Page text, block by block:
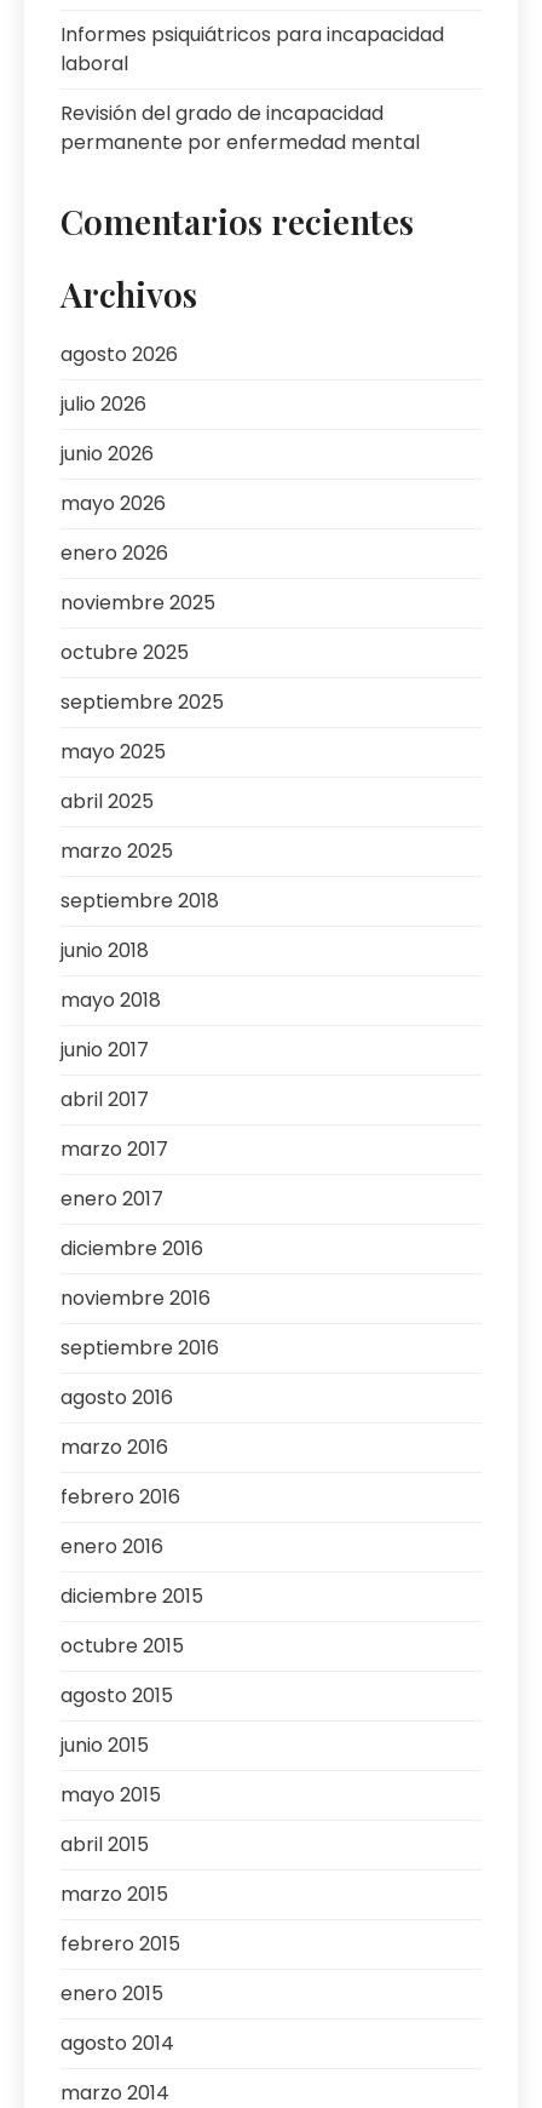
Informes psiquiátricos para incapacidad
laboral
Revisión del grado de incapacidad
permanente por enfermedad mental
Comentarios recientes
Archivos
agosto 2026
julio 2026
junio 2026
mayo 2026
enero 2026
noviembre 2025
octubre 2025
septiembre 2025
mayo 2025
abril 2025
marzo 2025
septiembre 2018
junio 2018
mayo 2018
junio 2017
abril 2017
marzo 2017
enero 2017
diciembre 2016
noviembre 2016
septiembre 2016
agosto 2016
marzo 2016
febrero 2016
enero 2016
diciembre 2015
octubre 2015
agosto 2015
junio 2015
mayo 2015
abril 2015
marzo 2015
febrero 2015
enero 2015
agosto 2014
marzo 2014